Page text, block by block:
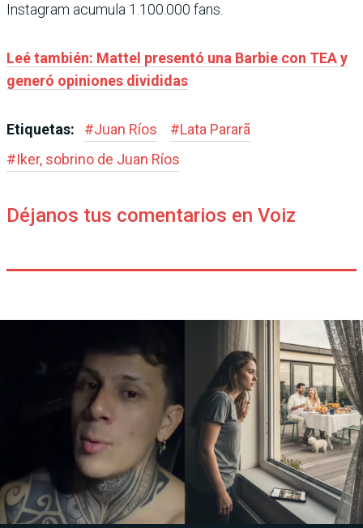
Instagram acumula 1.100.000 fans.
Leé también: Mattel presentó una Barbie con TEA y
generó opiniones divididas
Etiquetas: #Juan Ríos #Lata Pararã
#Iker, sobrino de Juan Ríos
Déjanos tus comentarios en Voiz